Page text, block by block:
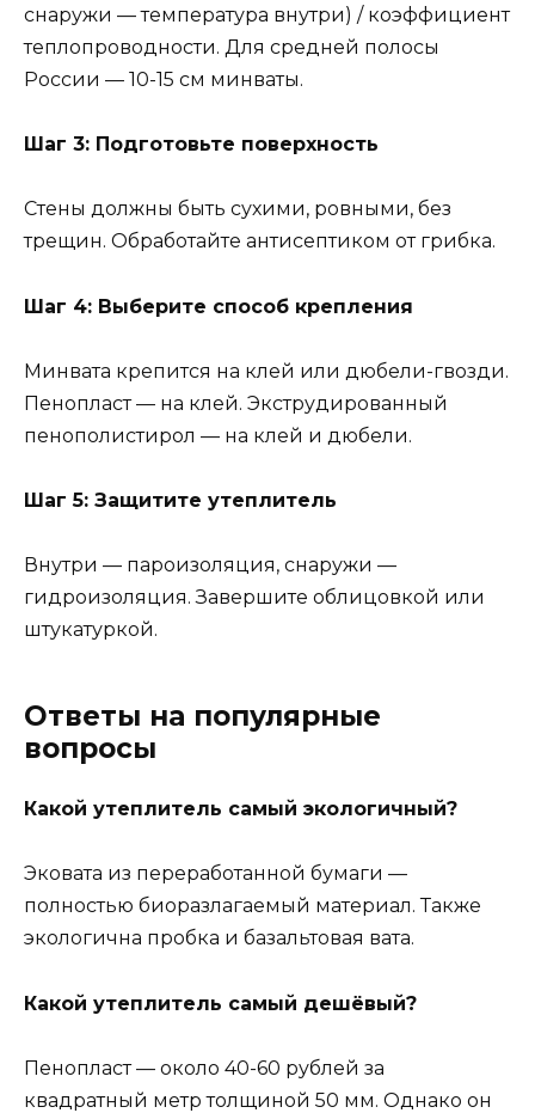
снаружи — температура внутри) / коэффициент
теплопроводности. Для средней полосы
России — 10-15 см минваты.
Шаг 3: Подготовьте поверхность
Стены должны быть сухими, ровными, без
трещин. Обработайте антисептиком от грибка.
Шаг 4: Выберите способ крепления
Минвата крепится на клей или дюбели-гвозди.
Пенопласт — на клей. Экструдированный
пенополистирол — на клей и дюбели.
Шаг 5: Защитите утеплитель
Внутри — пароизоляция, снаружи —
гидроизоляция. Завершите облицовкой или
штукатуркой.
Ответы на популярные
вопросы
Какой утеплитель самый экологичный?
Эковата из переработанной бумаги —
полностью биоразлагаемый материал. Также
экологична пробка и базальтовая вата.
Какой утеплитель самый дешёвый?
Пенопласт — около 40-60 рублей за
квадратный метр толщиной 50 мм. Однако он